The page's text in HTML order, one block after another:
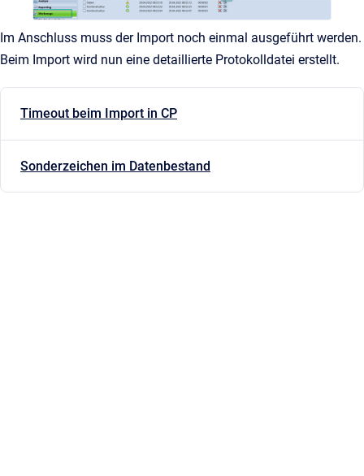
Im Anschluss muss der Import noch einmal ausgeführt werden.
Beim Import wird nun eine detaillierte Protokolldatei erstellt.
Timeout beim Import in CP
Sonderzeichen im Datenbestand